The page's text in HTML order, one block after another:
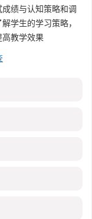
绩与认知策略和调
学生的学习策略，
高教学效果